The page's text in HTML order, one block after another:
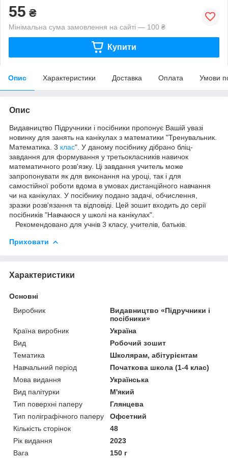
55 ₴
Мінімальна сума замовлення на сайті — 100 ₴
Купити
Опис Характеристики Доставка Оплата Умови
Опис
Видавництво Підручники і посібники пропонує Вашій увазі
новинку для занять на канікулах з математики "Тренувальник.
Математика. 3 клас". У даному посібнику дібрано бліц-
завдання для формування у третьокласників навичок
математичного розв'язку. Ці завдання учитель може
запропонувати як для виконання на уроці, так і для
самостійної роботи вдома в умовах дистанційного навчання
чи на канікулах. У посібнику подано задачі, обчислення,
зразки розв'язання та відповіді. Цей зошит входить до серії
посібників "Навчаюся у школі на канікулах".
Рекомендовано для учнів 3 класу, учителів, батьків.
Приховати
Характеристики
Основні
Виробник
Видавництво «Підручники і
посібники»
Країна виробник
Україна
Вид
Робочий зошит
Тематика
Школярам, абітурієнтам
Навчальний період
Початкова школа (1-4 клас)
Мова видання
Українська
Вид палітурки
М'який
Тип поверхні паперу
Глянцева
Тип поліграфічного паперу
Офсетний
Кількість сторінок
48
Рік видання
2023
Вага
150 г